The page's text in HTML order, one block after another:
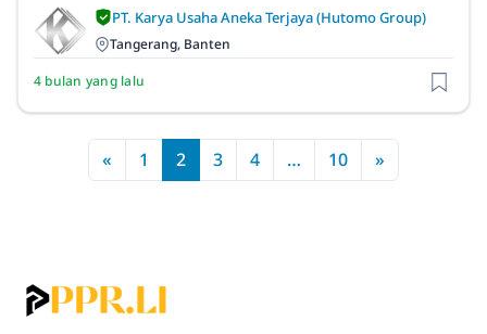
PT. Karya Usaha Aneka Terjaya (Hutomo Group)
Tangerang, Banten
4 bulan yang lalu
« 1 2 3 4 … 10 »